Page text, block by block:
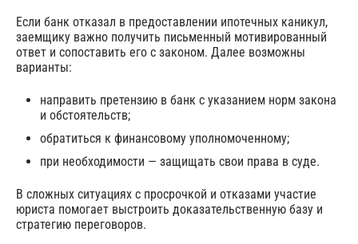
Если банк отказал в предоставлении ипотечных каникул,
заемщику важно получить письменный мотивированный
ответ и сопоставить его с законом. Далее возможны
варианты:
направить претензию в банк с указанием норм закона
и обстоятельств;
обратиться к финансовому уполномоченному;
при необходимости — защищать свои права в суде.
В сложных ситуациях с просрочкой и отказами участие
юриста помогает выстроить доказательственную базу и
стратегию переговоров.